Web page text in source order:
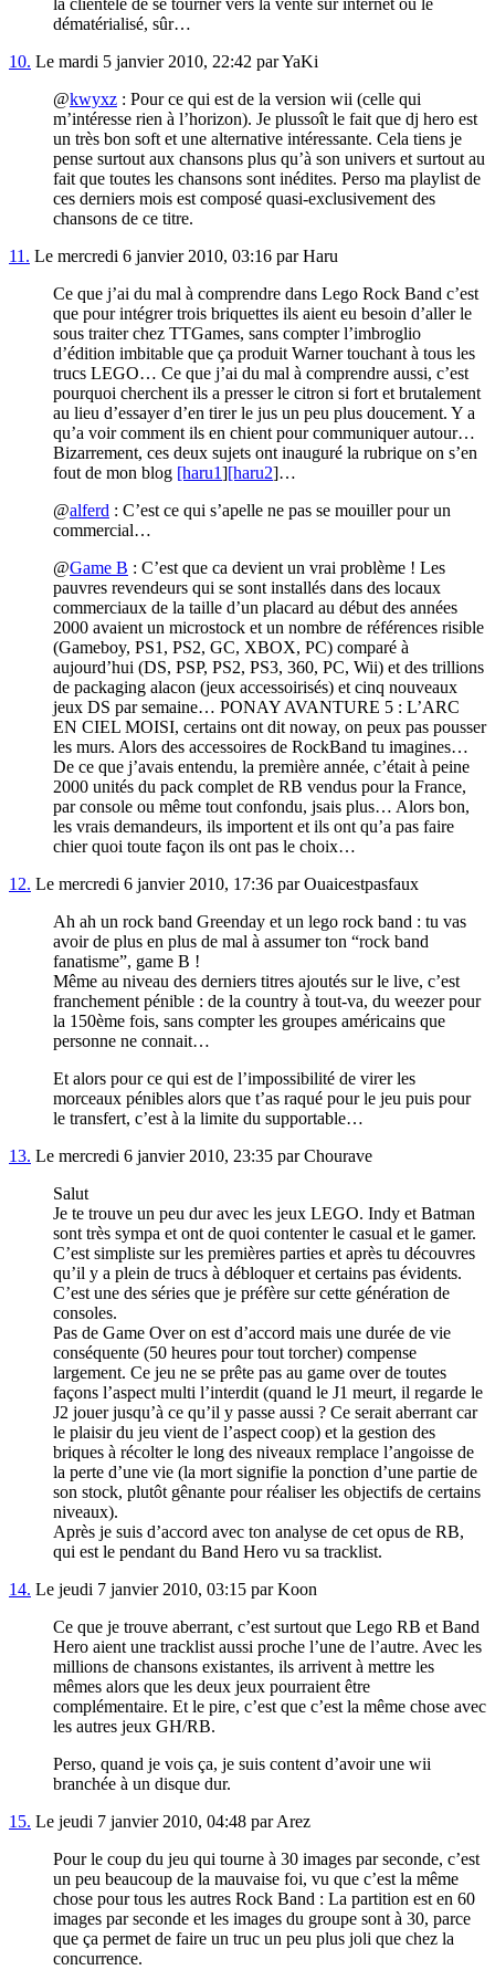
la clientèle de se tourner vers la vente sur internet ou le
dématérialisé, sûr…
10. Le mardi 5 janvier 2010, 22:42 par YaKi
@kwyxz : Pour ce qui est de la version wii (celle qui
m’intéresse rien à l’horizon). Je plussoît le fait que dj hero est
un très bon soft et une alternative intéressante. Cela tiens je
pense surtout aux chansons plus qu’à son univers et surtout au
fait que toutes les chansons sont inédites. Perso ma playlist de
ces derniers mois est composé quasi-exclusivement des
chansons de ce titre.
11. Le mercredi 6 janvier 2010, 03:16 par Haru
Ce que j’ai du mal à comprendre dans Lego Rock Band c’est
que pour intégrer trois briquettes ils aient eu besoin d’aller le
sous traiter chez TTGames, sans compter l’imbroglio
d’édition imbitable que ça produit Warner touchant à tous les
trucs LEGO… Ce que j’ai du mal à comprendre aussi, c’est
pourquoi cherchent ils a presser le citron si fort et brutalement
au lieu d’essayer d’en tirer le jus un peu plus doucement. Y a
qu’a voir comment ils en chient pour communiquer autour…
Bizarrement, ces deux sujets ont inauguré la rubrique on s’en
fout de mon blog [haru1][haru2]…
@alferd : C’est ce qui s’apelle ne pas se mouiller pour un
commercial…
@Game B : C’est que ca devient un vrai problème ! Les
pauvres revendeurs qui se sont installés dans des locaux
commerciaux de la taille d’un placard au début des années
2000 avaient un microstock et un nombre de références risible
(Gameboy, PS1, PS2, GC, XBOX, PC) comparé à
aujourd’hui (DS, PSP, PS2, PS3, 360, PC, Wii) et des trillions
de packaging alacon (jeux accessoirisés) et cinq nouveaux
jeux DS par semaine… PONAY AVANTURE 5 : L’ARC
EN CIEL MOISI, certains ont dit noway, on peux pas pousser
les murs. Alors des accessoires de RockBand tu imagines…
De ce que j’avais entendu, la première année, c’était à peine
2000 unités du pack complet de RB vendus pour la France,
par console ou même tout confondu, jsais plus… Alors bon,
les vrais demandeurs, ils importent et ils ont qu’a pas faire
chier quoi toute façon ils ont pas le choix…
12. Le mercredi 6 janvier 2010, 17:36 par Ouaicestpasfaux
Ah ah un rock band Greenday et un lego rock band : tu vas
avoir de plus en plus de mal à assumer ton “rock band
fanatisme”, game B !
Même au niveau des derniers titres ajoutés sur le live, c’est
franchement pénible : de la country à tout-va, du weezer pour
la 150ème fois, sans compter les groupes américains que
personne ne connait…
Et alors pour ce qui est de l’impossibilité de virer les
morceaux pénibles alors que t’as raqué pour le jeu puis pour
le transfert, c’est à la limite du supportable…
13. Le mercredi 6 janvier 2010, 23:35 par Chourave
Salut
Je te trouve un peu dur avec les jeux LEGO. Indy et Batman
sont très sympa et ont de quoi contenter le casual et le gamer.
C’est simpliste sur les premières parties et après tu découvres
qu’il y a plein de trucs à débloquer et certains pas évidents.
C’est une des séries que je préfère sur cette génération de
consoles.
Pas de Game Over on est d’accord mais une durée de vie
conséquente (50 heures pour tout torcher) compense
largement. Ce jeu ne se prête pas au game over de toutes
façons l’aspect multi l’interdit (quand le J1 meurt, il regarde le
J2 jouer jusqu’à ce qu’il y passe aussi ? Ce serait aberrant car
le plaisir du jeu vient de l’aspect coop) et la gestion des
briques à récolter le long des niveaux remplace l’angoisse de
la perte d’une vie (la mort signifie la ponction d’une partie de
son stock, plutôt gênante pour réaliser les objectifs de certains
niveaux).
Après je suis d’accord avec ton analyse de cet opus de RB,
qui est le pendant du Band Hero vu sa tracklist.
14. Le jeudi 7 janvier 2010, 03:15 par Koon
Ce que je trouve aberrant, c’est surtout que Lego RB et Band
Hero aient une tracklist aussi proche l’une de l’autre. Avec les
millions de chansons existantes, ils arrivent à mettre les
mêmes alors que les deux jeux pourraient être
complémentaire. Et le pire, c’est que c’est la même chose avec
les autres jeux GH/RB.
Perso, quand je vois ça, je suis content d’avoir une wii
branchée à un disque dur.
15. Le jeudi 7 janvier 2010, 04:48 par Arez
Pour le coup du jeu qui tourne à 30 images par seconde, c’est
un peu beaucoup de la mauvaise foi, vu que c’est la même
chose pour tous les autres Rock Band : La partition est en 60
images par seconde et les images du groupe sont à 30, parce
que ça permet de faire un truc un peu plus joli que chez la
concurrence.